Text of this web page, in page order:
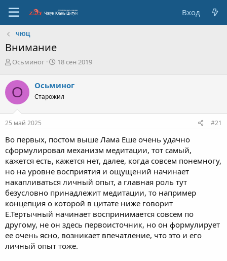
Вход
ЧЮЦ
Внимание
А
т
о
р
т
е
м
Осьминог
Д
а
с
з
н
и
я
18 сен 2019
О Осьминог
Старожил
25 май 2025 #21
Во первых, постом выше Лама Еше очень удачно
сформулировал механизм медитации, тот самый,
кажется есть, кажется нет, далее, когда совсем понемногу,
но на уровне восприятия и ощущений начинает
накапливаться личный опыт, а главная роль тут
безусловно принадлежит медитации, то например
концепция о которой в цитате ниже говорит
Е.Тертычный начинает воспринимается совсем по
другому, не он здесь первоисточник, но он формулирует
ее очень ясно, возникает впечатление, что это и его
личный опыт тоже.